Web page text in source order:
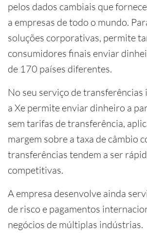
pelos dados cambiais que
a empresas de todo o mundo.
soluções corporativas, permite
consumidores finais enviar
de 170 países diferentes.
No seu serviço de
a Xe permite enviar dinheiro a
sem tarifas de transferência,
margem sobre a taxa de câmbio
transferências tendem a ser
competitivas.
A empresa desenvolve ainda
de risco e pagamentos
negócios de múltiplas indústrias.